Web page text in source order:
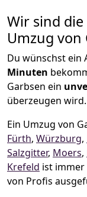
Wir sind
Umzug
Du wünschst ein
Minuten
Garbsen ein
überzeugen wird.
Ein Umzug von
Fürth, Würzburg,
Salzgitter, Moers,
Krefeld ist
von Profis